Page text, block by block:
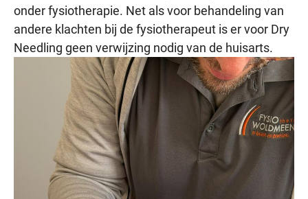
onder fysiotherapie. Net als voor behandeling van
andere klachten bij de fysiotherapeut is er voor Dry
Needling geen verwijzing nodig van de huisarts.